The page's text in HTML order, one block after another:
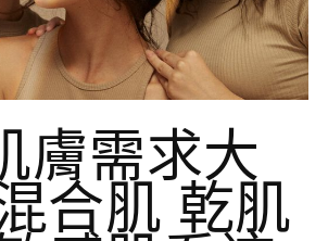
膚需求大
合肌 乾肌